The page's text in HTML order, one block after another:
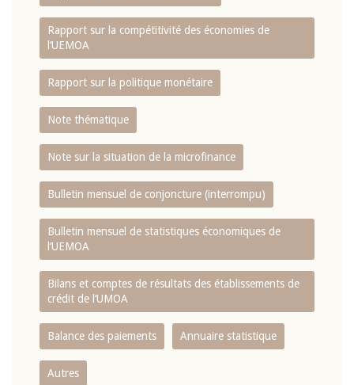
Rapport sur la compétitivité des économies de
l‘UEMOA
Rapport sur la politique monétaire
Note thématique
Note sur la situation de la microfinance
Bulletin mensuel de conjoncture (interrompu)
Bulletin mensuel de statistiques économiques de
l‘UEMOA
Bilans et comptes de résultats des établissements de
crédit de l‘UMOA
Balance des paiements Annuaire statistique
Autres